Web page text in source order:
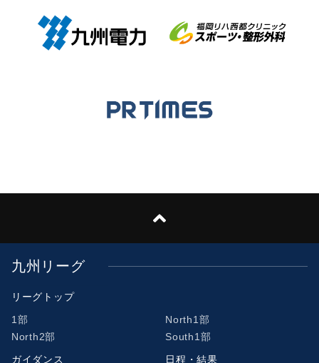
九州リーグ
リーグトップ
1部
North1部
North2部
South1部
ガイダンス
日程・結果